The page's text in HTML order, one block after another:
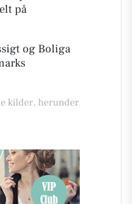
på
og Boliga
kilder, herunder